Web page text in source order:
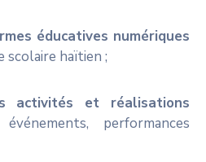
éducatives numériques
scolaire haïtien ;
activités et réalisations
performances